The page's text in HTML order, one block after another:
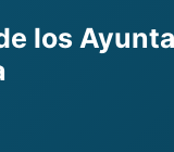
los